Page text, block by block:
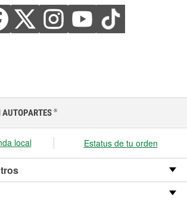
AUTOPARTES ®
local Estatus de tu orden